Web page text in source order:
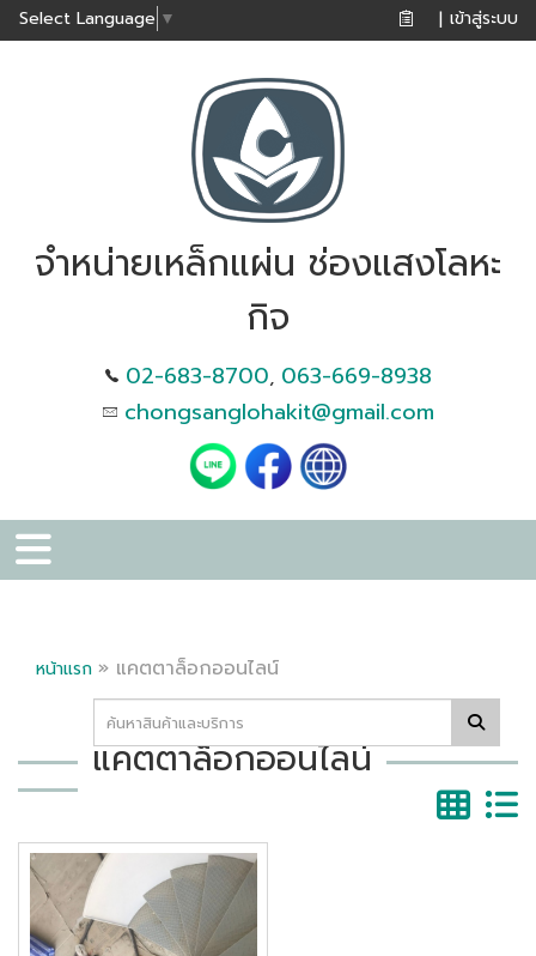
Select Language ▼ | เข้าสู่ระบบ
จำหน่ายเหล็กแผ่น ช่องแสงโลหะ
กิจ
02-683-8700, 063-669-8938
chongsanglohakit@gmail.com
หน้าแรก » แคตตาล็อกออนไลน์
แคตตาล็อกออนไลน์